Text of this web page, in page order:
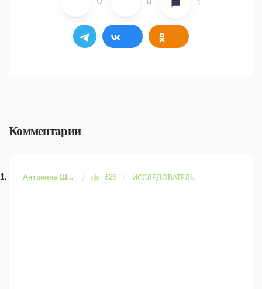
1
Комментарии
Антонина Шахтаренко 629 ИССЛЕДОВАТЕЛЬ